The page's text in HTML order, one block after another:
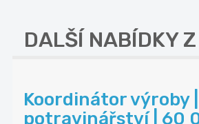
DALŠÍ NABÍDKY Z
Koordinátor výroby |
potravinářství | 60